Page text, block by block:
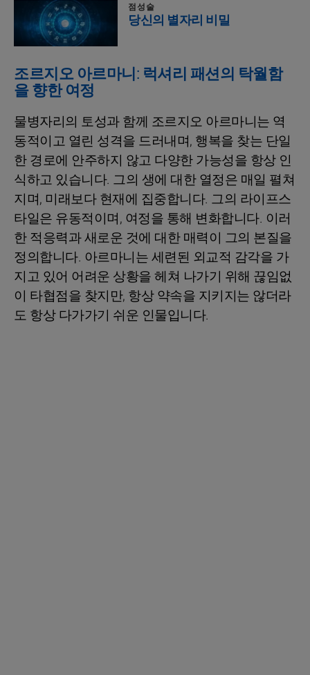
점성술
당신의 별자리 비밀
조르지오 아르마니: 럭셔리 패션의 탁월함
을 향한 여정
물병자리의 토성과 함께 조르지오 아르마니는 역
동적이고 열린 성격을 드러내며, 행복을 찾는 단일
한 경로에 안주하지 않고 다양한 가능성을 항상 인
식하고 있습니다. 그의 생에 대한 열정은 매일 펼쳐
지며, 미래보다 현재에 집중합니다. 그의 라이프스
타일은 유동적이며, 여정을 통해 변화합니다. 이러
한 적응력과 새로운 것에 대한 매력이 그의 본질을
정의합니다. 아르마니는 세련된 외교적 감각을 가
지고 있어 어려운 상황을 헤쳐 나가기 위해 끊임없
이 타협점을 찾지만, 항상 약속을 지키지는 않더라
도 항상 다가가기 쉬운 인물입니다.